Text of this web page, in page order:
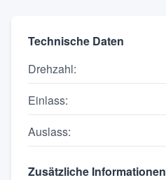
Technische Daten
Drehzahl:
Einlass:
Auslass:
Zusätzliche Informationen